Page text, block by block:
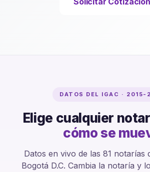
DATOS DEL IGAC · 2015-
Elige cualquier
cómo se
Datos en vivo de las 81 notarías
Bogotá D.C. Cambia la notaría y